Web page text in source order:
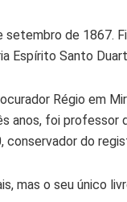
setembro de 1867.
Espírito Santo
Régio em
anos, foi professor
do
mas o seu único